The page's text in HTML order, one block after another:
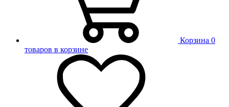
Корзина 0
товаров в корзине